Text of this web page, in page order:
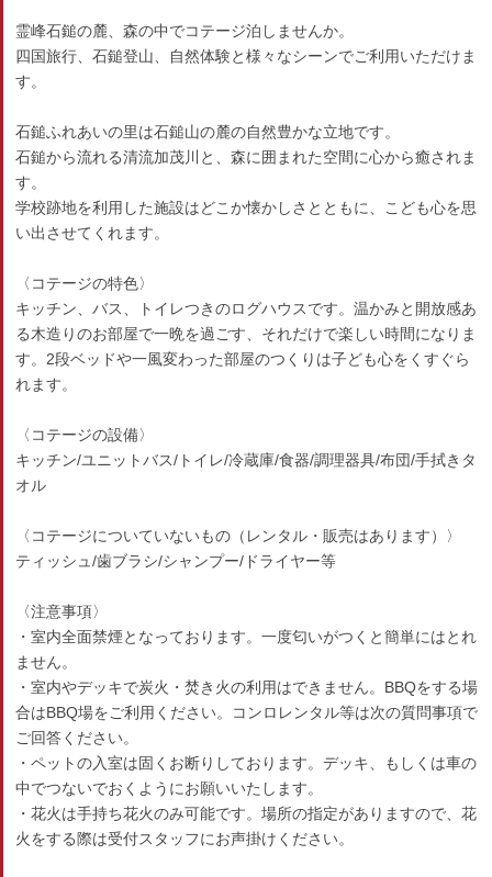
霊峰石鎚の麓、森の中でコテージ泊しませんか。
四国旅行、石鎚登山、自然体験と様々なシーンでご利用いただけま
す。
石鎚ふれあいの里は石鎚山の麓の自然豊かな立地です。
石鎚から流れる清流加茂川と、森に囲まれた空間に心から癒されま
す。
学校跡地を利用した施設はどこか懐かしさとともに、こども心を思
い出させてくれます。
〈コテージの特色〉
キッチン、バス、トイレつきのログハウスです。温かみと開放感あ
る木造りのお部屋で一晩を過ごす、それだけで楽しい時間になりま
す。2段ベッドや一風変わった部屋のつくりは子ども心をくすぐら
れます。
〈コテージの設備〉
キッチン/ユニットバス/トイレ/冷蔵庫/食器/調理器具/布団/手拭きタ
オル
〈コテージについていないもの（レンタル・販売はあります）〉
ティッシュ/歯ブラシ/シャンプー/ドライヤー等
〈注意事項〉
・室内全面禁煙となっております。一度匂いがつくと簡単にはとれ
ません。
・室内やデッキで炭火・焚き火の利用はできません。BBQをする場
合はBBQ場をご利用ください。コンロレンタル等は次の質問事項で
ご回答ください。
・ペットの入室は固くお断りしております。デッキ、もしくは車の
中でつないでおくようにお願いいたします。
・花火は手持ち花火のみ可能です。場所の指定がありますので、花
火をする際は受付スタッフにお声掛けください。